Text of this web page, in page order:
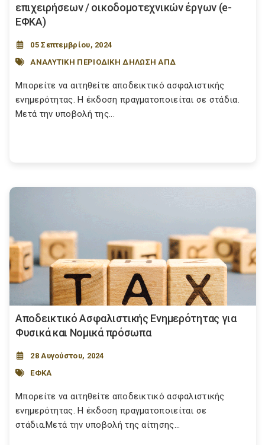
επιχειρήσεων / οικοδομοτεχνικών έργων (e-
ΕΦΚΑ)
05 Σεπτεμβρίου, 2024
ΑΝΑΛΥΤΙΚΗ ΠΕΡΙΟΔΙΚΗ ΔΗΛΩΣΗ ΑΠΔ
Μπορείτε να αιτηθείτε αποδεικτικό ασφαλιστικής
ενημερότητας. Η έκδοση πραγματοποιείται σε στάδια.
Μετά την υποβολή της...
Αποδεικτικό Ασφαλιστικής Ενημερότητας για
Φυσικά και Νομικά πρόσωπα
28 Αυγούστου, 2024
ΕΦΚΑ
Μπορείτε να αιτηθείτε αποδεικτικό ασφαλιστικής
ενημερότητας. Η έκδοση πραγματοποιείται σε
στάδια.Μετά την υποβολή της αίτησης...